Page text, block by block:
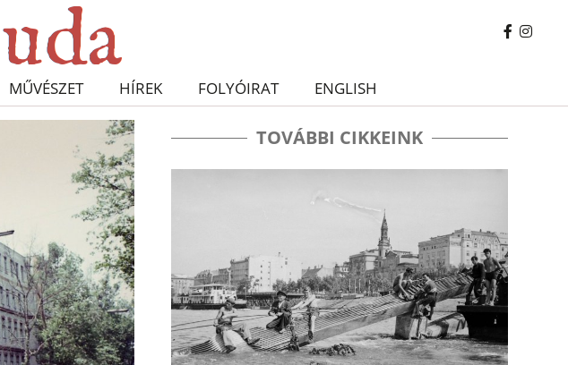
MŰVÉSZET HÍREK FOLYÓIRAT ENGLISH
TOVÁBBI CIKKEINK